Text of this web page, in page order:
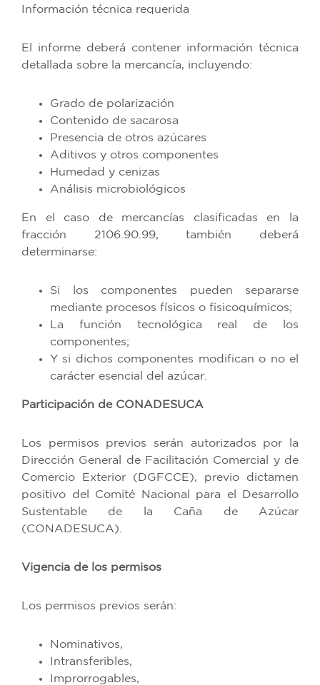
Información técnica requerida
El informe deberá contener información técnica
detallada sobre la mercancía, incluyendo:
Grado de polarización
Contenido de sacarosa
Presencia de otros azúcares
Aditivos y otros componentes
Humedad y cenizas
Análisis microbiológicos
En el caso de mercancías clasificadas en la
fracción 2106.90.99, también deberá
determinarse:
Si los componentes pueden separarse
mediante procesos físicos o fisicoquímicos;
La función tecnológica real de los
componentes;
Y si dichos componentes modifican o no el
carácter esencial del azúcar.
Participación de CONADESUCA
Los permisos previos serán autorizados por la
Dirección General de Facilitación Comercial y de
Comercio Exterior (DGFCCE), previo dictamen
positivo del Comité Nacional para el Desarrollo
Sustentable de la Caña de Azúcar
(CONADESUCA).
Vigencia de los permisos
Los permisos previos serán:
Nominativos,
Intransferibles,
Improrrogables,